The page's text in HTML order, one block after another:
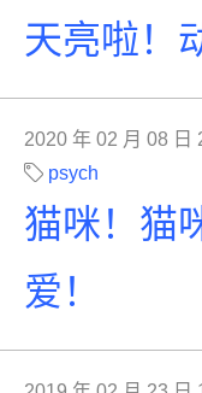
天亮啦！
2020 年 02 月 08 日
psych
猫咪！猫
爱！